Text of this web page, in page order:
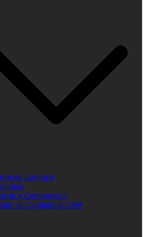
de Lectura
y Cementerio
al Ciudadano CAM